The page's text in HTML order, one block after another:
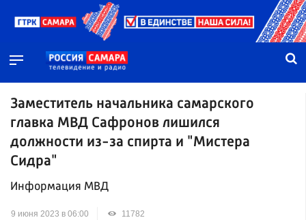
Заместитель начальника самарского
главка МВД Сафронов лишился
должности из-за спирта и "Мистера
Сидра"
Информация МВД
9 июня 2023 в 06:00 11782